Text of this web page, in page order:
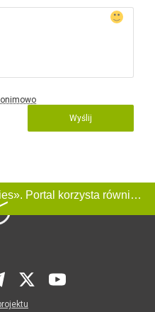
Wyślij
Ta Strona używa plików «cookies». Portal korzysta również z serwisu internetowego do zbierania danych technicznych o odwiedzających w celu uzyskania informacji marketingowych i statystycznych. Warunki przetwarzania danych odwiedzających Stronę, patrz: